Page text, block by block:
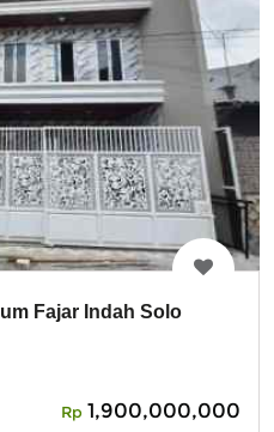
Fajar Indah Solo
Rp 1,900,000,000